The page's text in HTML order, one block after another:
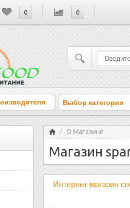
0 0
Выбор категории
Главная
/ О Магазине
Магазин
Интернет-магазин